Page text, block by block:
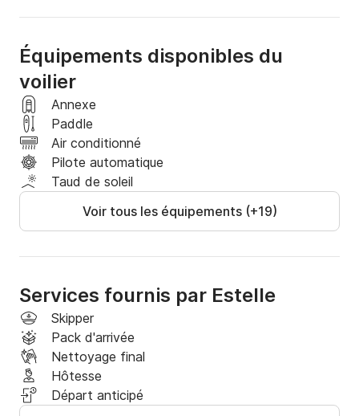
Équipements disponibles du
voilier
Annexe
Paddle
Air conditionné
Pilote automatique
Taud de soleil
Voir tous les équipements (+19)
Services fournis par Estelle
Skipper
Pack d'arrivée
Nettoyage final
Hôtesse
Départ anticipé